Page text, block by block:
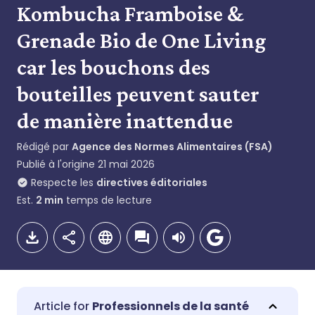
Kombucha Framboise &
Grenade Bio de One Living
car les bouchons des
bouteilles peuvent sauter
de manière inattendue
Rédigé par Agence des Normes Alimentaires (FSA)
Publié à l'origine 21 mai 2026
Respecte les directives éditoriales
Est. 2 min temps de lecture
Professionnels de la santé